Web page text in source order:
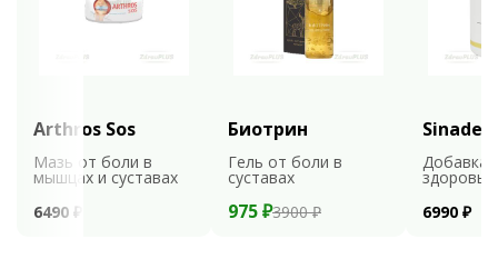
Arthros Sos
Мазь от боли в
мышцах и суставах
6490 ₽
Биотрин
Гель от боли в
суставах
975 ₽3900 ₽
Sinaden
Добавка
здоровья
6990 ₽